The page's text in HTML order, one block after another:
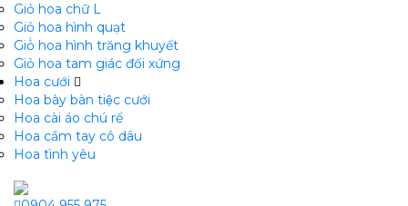
Giỏ hoa chữ L
Giỏ hoa hình quạt
Giỏ̉ hoa hình trăng khuyết
Giỏ hoa tam giác đối xứng
Hoa cưới
Hoa bày bàn tiệc cưới
Hoa cài áo chú rể
Hoa cầm tay cô dâu
Hoa tình yêu